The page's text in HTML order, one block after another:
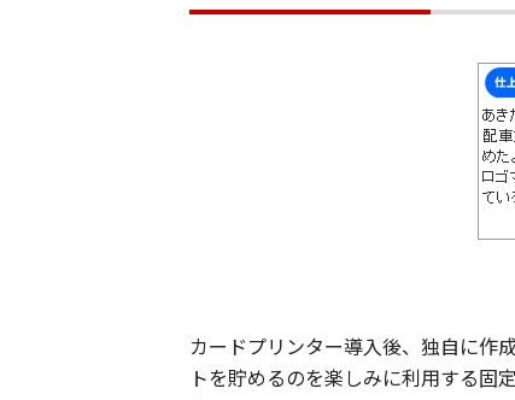
カードプリンター導入後、独自に作
トを貯めるのを楽しみに利用する固